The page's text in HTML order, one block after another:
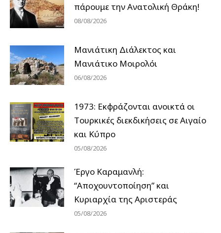
πάρουμε την Ανατολική Θράκη!
08/08/2026
Μανιάτικη Διάλεκτος και
Μανιάτικο Μοιρολόι
06/08/2026
1973: Εκφράζονται ανοικτά οι
Tουρκικές διεκδικήσεις σε Αιγαίο
και Κύπρο
05/08/2026
Έργο Καραμανλή:
“Αποχουντοποίηση” και
Κυριαρχία της Αριστεράς
05/08/2026